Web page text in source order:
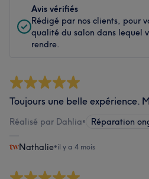
Avis vérifiés
Rédigé par nos clients, pour
qualité du salon dans lequel
rendre.
Toujours une belle expérience.
Réalisé par Dahlia• Réparation
Nathalie•il y a 4 mois